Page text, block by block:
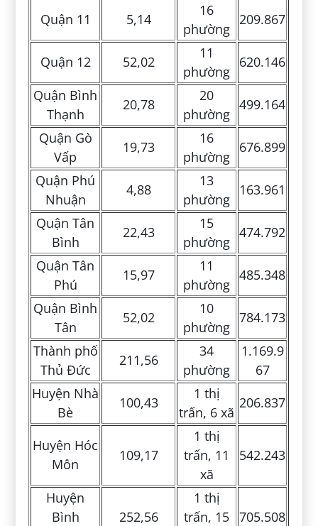
Quận 11 5,14
16
phường
209.867
Quận 12 52,02
11
phường
620.146
Quận Bình
Thạnh
20,78
20
phường
499.164
Quận Gò
Vấp
19,73
16
phường
676.899
Quận Phú
Nhuận
4,88
13
phường
163.961
Quận Tân
Bình
22,43
15
phường
474.792
Quận Tân
Phú
15,97
11
phường
485.348
Quận Bình
Tân
52,02
10
phường
784.173
Thành phố
Thủ Đức
211,56
34
phường
1.169.9
67
Huyện Nhà
Bè
100,43
1 thị
trấn, 6 xã
206.837
Huyện Hóc
Môn
109,17
1 thị
trấn, 11
xã
542.243
Huyện
Bình
252,56
1 thị
trấn, 15 705.508